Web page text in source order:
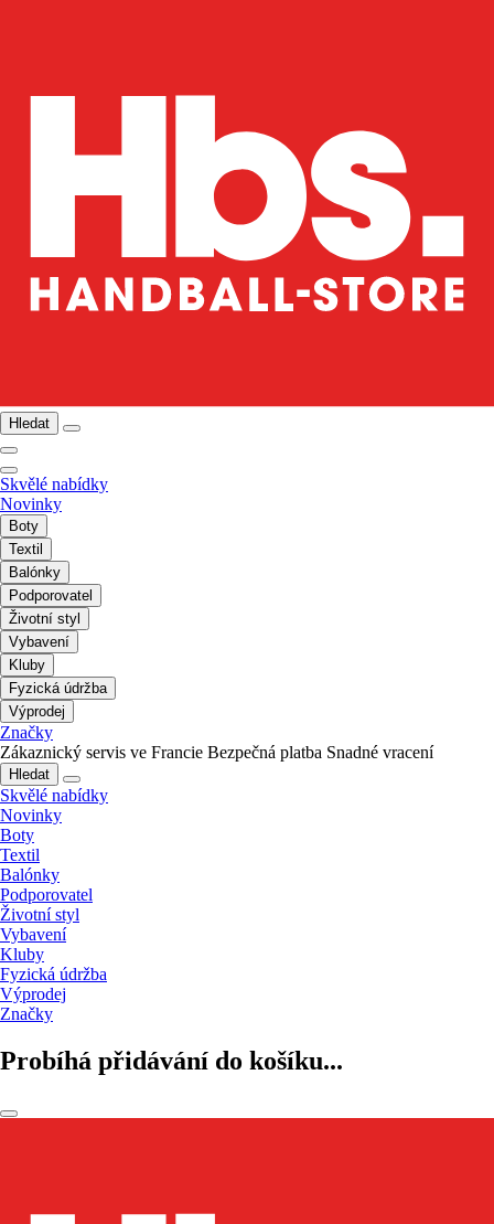
Hledat
Skvělé nabídky
Novinky
Boty
Textil
Balónky
Podporovatel
Životní styl
Vybavení
Kluby
Fyzická údržba
Výprodej
Značky
Zákaznický servis ve Francie Bezpečná platba Snadné vracení
Hledat
Skvělé nabídky
Novinky
Boty
Textil
Balónky
Podporovatel
Životní styl
Vybavení
Kluby
Fyzická údržba
Výprodej
Značky
Probíhá přidávání do košíku...